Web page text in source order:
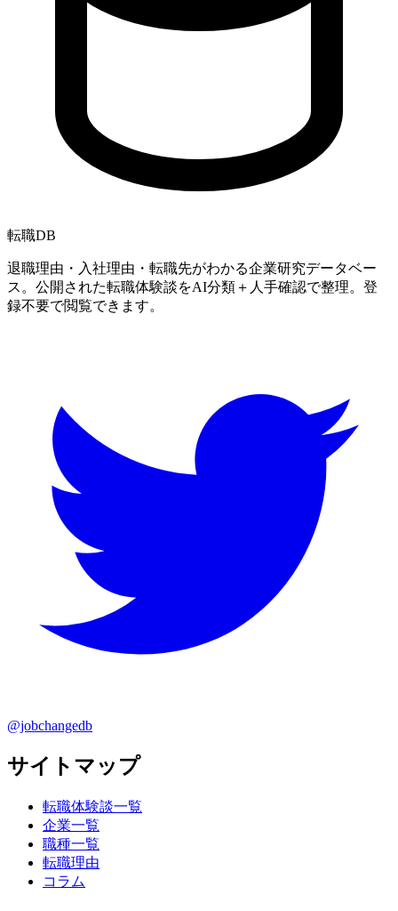
転職DB
退職理由・入社理由・転職先がわかる企業研究データベー
ス。公開された転職体験談をAI分類＋人手確認で整理。登
録不要で閲覧できます。
@jobchangedb
サイトマップ
転職体験談一覧
企業一覧
職種一覧
転職理由
コラム